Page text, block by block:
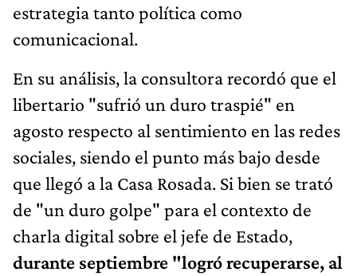
estrategia tanto política como
comunicacional.
En su análisis, la consultora recordó que el
libertario "sufrió un duro traspié" en
agosto respecto al sentimiento en las redes
sociales, siendo el punto más bajo desde
que llegó a la Casa Rosada. Si bien se trató
de "un duro golpe" para el contexto de
charla digital sobre el jefe de Estado,
durante septiembre "logró recuperarse, al